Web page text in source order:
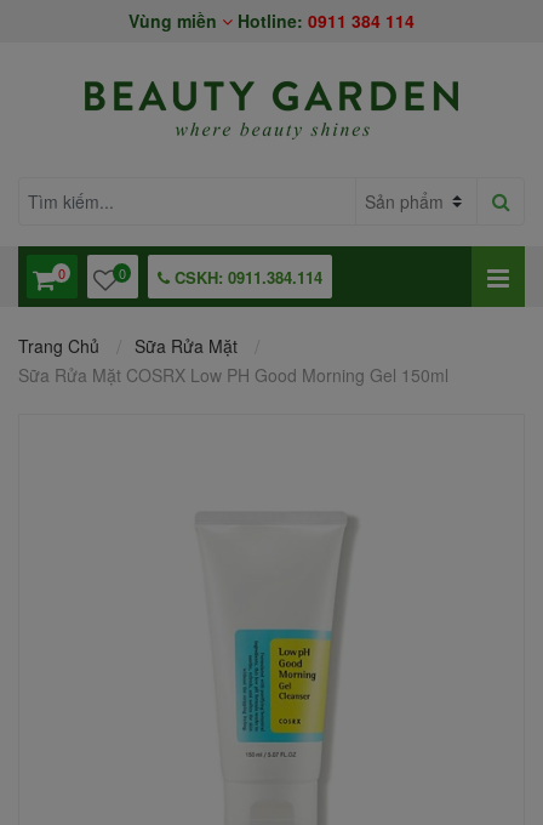
Vùng miền Hotline: 0911 384 114
0 0 CSKH: 0911.384.114
Trang Chủ
Sữa Rửa Mặt
Sữa Rửa Mặt COSRX Low PH Good Morning Gel 150ml